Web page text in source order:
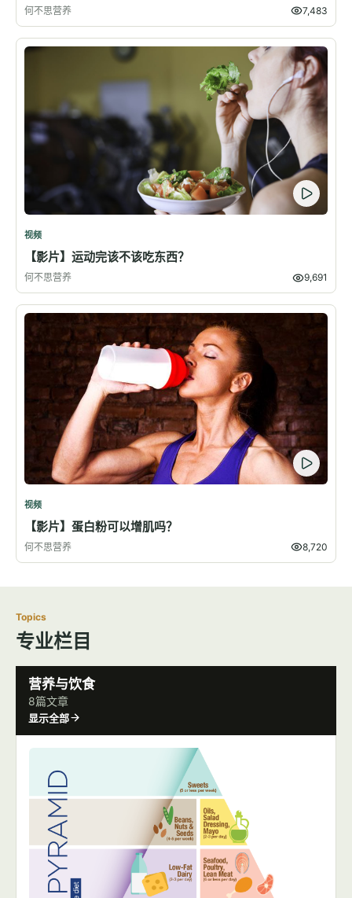
何不思营养 7,483
视频
【影片】运动完该不该吃东西？
何不思营养 9,691
视频
【影片】蛋白粉可以增肌吗？
何不思营养 8,720
Topics
专业栏目
营养与饮食
8篇文章
显示全部